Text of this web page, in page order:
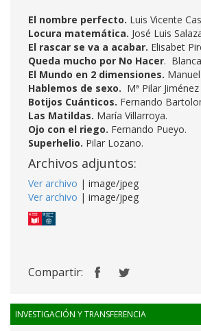
El nombre perfecto. Luis Vicente
Locura matemática. José Luis
El rascar se va a acabar. Elisabet
Queda mucho por No Hacer.
El Mundo en 2 dimensiones.
Hablemos de sexo. Mª Pilar
Botijos Cuánticos. Fernando
Las Matildas. María Villarroya.
Ojo con el riego. Fernando Pueyo.
Superhelio. Pilar Lozano.
Archivos adjuntos:
Ver archivo | image/jpeg
Ver archivo | image/jpeg
Compartir:
INVESTIGACIÓN Y TRANSFERENCIA